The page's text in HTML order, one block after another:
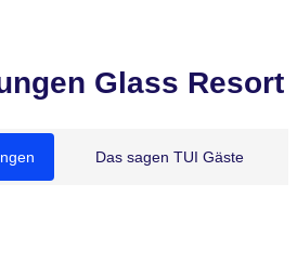
Glass Resort
Das sagen TUI Gäste